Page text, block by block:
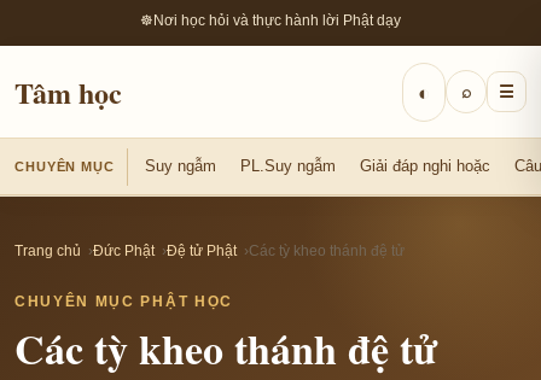
☸ Nơi học hỏi và thực hành lời Phật dạy
Tâm học ◐ ⌕ ☰
CHUYÊN MỤC Suy ngẫm PL.Suy ngẫm Giải đáp nghi hoặc
Trang chủ Đức Phật Đệ tử Phật Các tỳ kheo thánh đệ tử
CHUYÊN MỤC PHẬT HỌC
Các tỳ kheo thánh đệ tử